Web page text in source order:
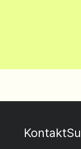
Kontakt